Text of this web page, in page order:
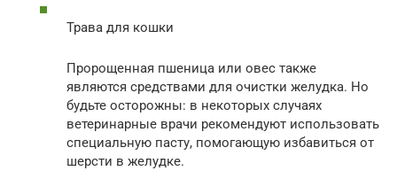
Трава для кошки
Пророщенная пшеница или овес также
являются средствами для очистки желудка. Но
будьте осторожны: в некоторых случаях
ветеринарные врачи рекомендуют использовать
специальную пасту, помогающую избавиться от
шерсти в желудке.